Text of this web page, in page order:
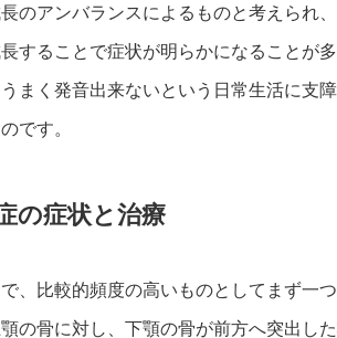
のアンバランスによるものと考えられ
することで症状が明らかになることが
まく発音出来ないという日常生活に支
です。
の症状と治療
、比較的頻度の高いものとしてまず一
の骨に対し、下顎の骨が前方へ突出し